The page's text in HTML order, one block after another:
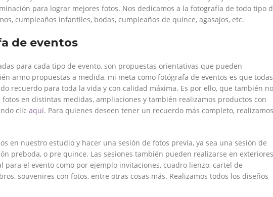
para lograr mejores fotos. Nos dedicamos a la fotografía de todo tipo
cumpleaños infantiles, bodas, cumpleaños de quince, agasajos, etc.
de eventos
para cada tipo de evento, son propuestas orientativas que pueden
armo propuestas a medida, mi meta como fotógrafa de eventos es que todas
recuerdo para toda la vida y con calidad máxima. Es por ello, que también
en distintas medidas, ampliaciones y también realizamos productos con
clic aquí. Para quienes deseen tener un recuerdo más completo, realizamos
en nuestro estudio y hacer una sesión de fotos previa, ya sea una sesión de
preboda, o pre quince. Las sesiones también pueden realizarse en
el evento como por ejemplo invitaciones, cuadro lienzo, cartel de
souvenires con fotos, entre otras cosas más. Realizamos todos los diseños